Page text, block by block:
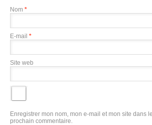
Nom *
E-mail *
Site web
Enregistrer mon nom, mon e-mail et mon site dans
prochain commentaire.